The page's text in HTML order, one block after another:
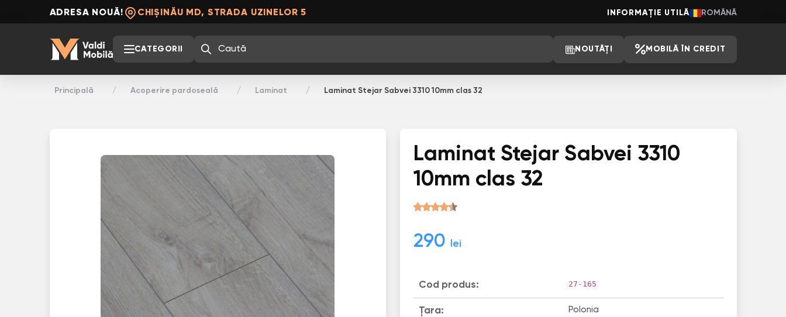
ADRESA NOUĂ! CHIȘINĂU MD, STRADA UZINELOR 5 INFORMAȚIE UTILĂ ROMÂNĂ
CATEGORII NOUTĂȚI MOBILĂ ÎN CREDIT
Principală Acoperire pardoseală Laminat Laminat Stejar Sabvei 3310 10mm clas 32
Laminat Stejar Sabvei 3310
10mm clas 32
290 lei
Cod produs: 27-165
Țara: Polonia